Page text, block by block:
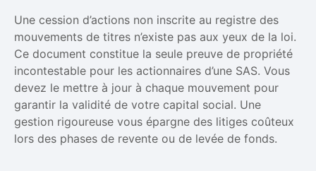
Une cession d’actions non inscrite au registre des
mouvements de titres n’existe pas aux yeux de la loi.
Ce document constitue la seule preuve de propriété
incontestable pour les actionnaires d’une SAS. Vous
devez le mettre à jour à chaque mouvement pour
garantir la validité de votre capital social. Une
gestion rigoureuse vous épargne des litiges coûteux
lors des phases de revente ou de levée de fonds.